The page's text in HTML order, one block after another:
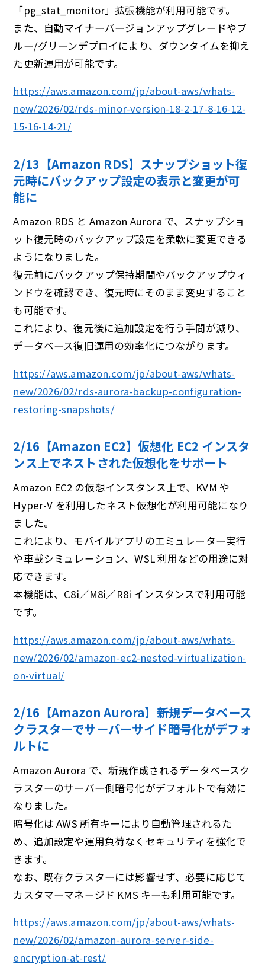
「pg_stat_monitor」拡張機能が利用可能です。
また、自動マイナーバージョンアップグレードやブ
ルー/グリーンデプロイにより、ダウンタイムを抑え
た更新運用が可能です。
https://aws.amazon.com/jp/about-aws/whats-
new/2026/02/rds-minor-version-18-2-17-8-16-12-
15-16-14-21/
2/13【Amazon RDS】スナップショット復
元時にバックアップ設定の表⽰と変更が可
能に
Amazon RDS と Amazon Aurora で、スナップショ
ット復元時のバックアップ設定を柔軟に変更できる
ようになりました。
復元前にバックアップ保持期間やバックアップウィ
ンドウを確認でき、復元時にそのまま変更すること
も可能です。
これにより、復元後に追加設定を行う手間が減り、
データベース復旧運用の効率化につながります。
https://aws.amazon.com/jp/about-aws/whats-
new/2026/02/rds-aurora-backup-configuration-
restoring-snapshots/
2/16【Amazon EC2】仮想化 EC2 インスタ
ンス上でネストされた仮想化をサポート
Amazon EC2 の仮想インスタンス上で、KVM や
Hyper-V を利用したネスト仮想化が利用可能になり
ました。
これにより、モバイルアプリのエミュレーター実行
や車載シミュレーション、WSL 利用などの用途に対
応できます。
本機能は、C8i／M8i／R8i インスタンスで利用可能
です。
https://aws.amazon.com/jp/about-aws/whats-
new/2026/02/amazon-ec2-nested-virtualization-
on-virtual/
2/16【Amazon Aurora】新規データベース
クラスターでサーバーサイド暗号化がデフォ
ルトに
Amazon Aurora で、新規作成されるデータベースク
ラスターのサーバー側暗号化がデフォルトで有効に
なりました。
暗号化は AWS 所有キーにより自動管理されるた
め、追加設定や運用負荷なくセキュリティを強化で
きます。
なお、既存クラスターには影響せず、必要に応じて
カスタマーマネージド KMS キーも利用可能です。
https://aws.amazon.com/jp/about-aws/whats-
new/2026/02/amazon-aurora-server-side-
encryption-at-rest/